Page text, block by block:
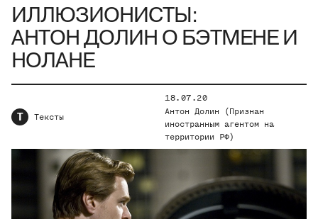
ИЛЛЮЗИОНИСТЫ:
АНТОН ДОЛИН О БЭТМЕНЕ И
НОЛАНЕ
Т Тексты
18.07.20
Антон Долин (Признан
иностранным агентом на
территории РФ)